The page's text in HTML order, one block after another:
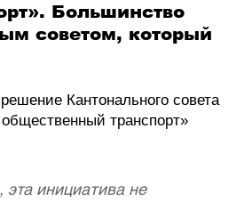
Большинство
советом, который
Кантонального совета
транспорт»
инициатива не